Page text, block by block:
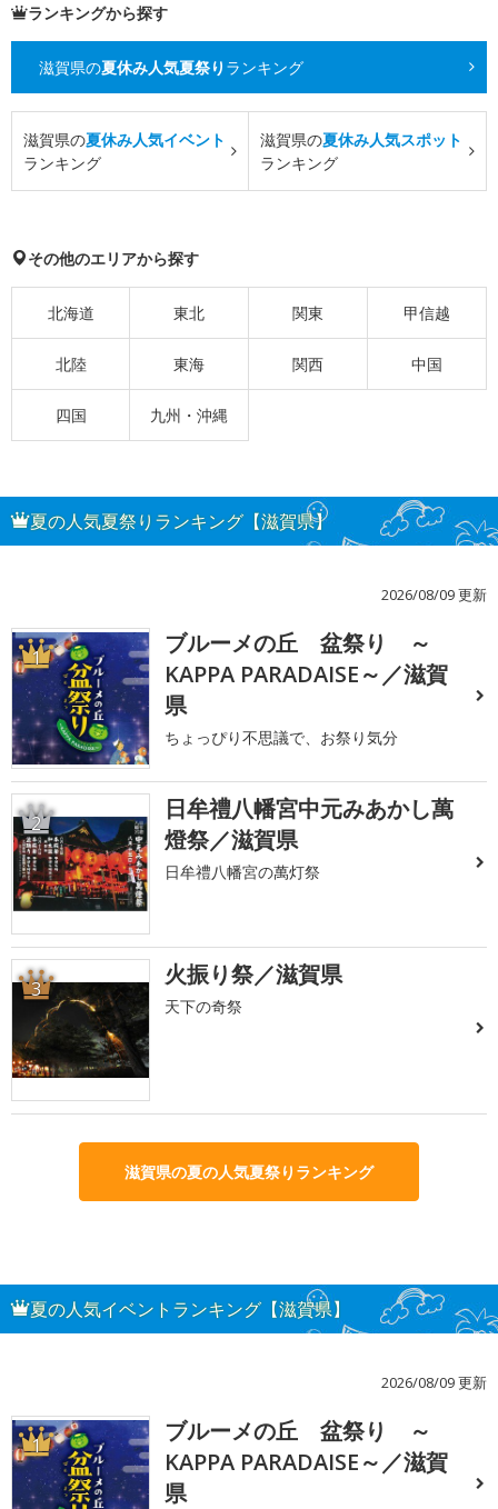
ランキングから探す
滋賀県の夏休み人気夏祭り ランキング
滋賀県の夏休み人気イベント
ランキング
滋賀県の夏休み人気スポット
ランキング
その他のエリアから探す
北海道 東北 関東 甲信越
北陸 東海 関西 中国
四国 九州・沖縄
夏の人気夏祭りランキング【滋賀県】
2026/08/09 更新
1
ブルーメの丘 盆祭り ～
KAPPA PARADAISE～／滋賀
県
ちょっぴり不思議で、お祭り気分
2
日牟禮八幡宮中元みあかし萬
燈祭／滋賀県
日牟禮八幡宮の萬灯祭
3 火振り祭／滋賀県
天下の奇祭
滋賀県の夏の人気夏祭りランキング
夏の人気イベントランキング【滋賀県】
2026/08/09 更新
1
ブルーメの丘 盆祭り ～
KAPPA PARADAISE～／滋賀
県